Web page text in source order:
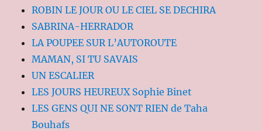
ROBIN LE JOUR OU LE CIEL SE DECHIRA
SABRINA-HERRADOR
LA POUPEE SUR L’AUTOROUTE
MAMAN, SI TU SAVAIS
UN ESCALIER
LES JOURS HEUREUX Sophie Binet
LES GENS QUI NE SONT RIEN de Taha
Bouhafs